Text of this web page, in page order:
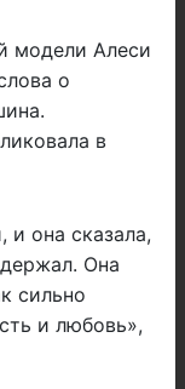
модели Алеси
о
в
и она сказала,
Она
сильно
и любовь»,